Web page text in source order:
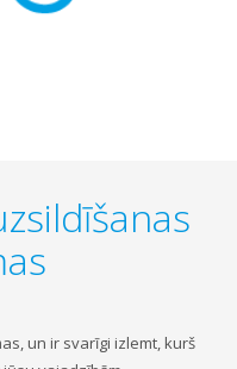
un ir svarīgi izlemt, kurš